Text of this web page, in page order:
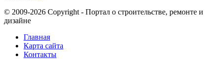
© 2009-2026 Copyright - Портал о строительстве, ремонте и
дизайне
Главная
Карта сайта
Контакты